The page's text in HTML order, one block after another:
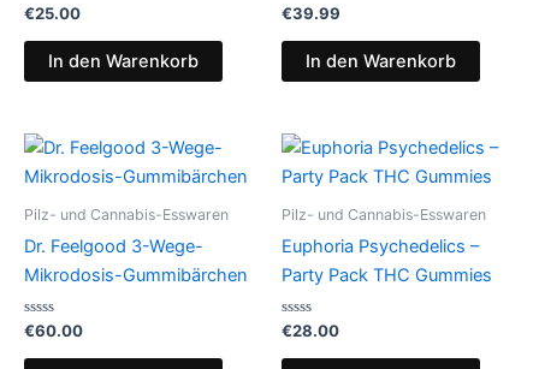
Bewertet
mit
0
€25.00
In den Warenkorb
Bewertet
mit
0
€39.99
In den Warenkorb
Pilz- und Cannabis-Esswaren
Dr. Feelgood 3-Wege-
Mikrodosis-Gummibärchen
Bewertet
0
€60.00
Pilz- und Cannabis-Esswaren
Euphoria Psychedelics –
Party Pack THC Gummies
Bewertet
0
€28.00